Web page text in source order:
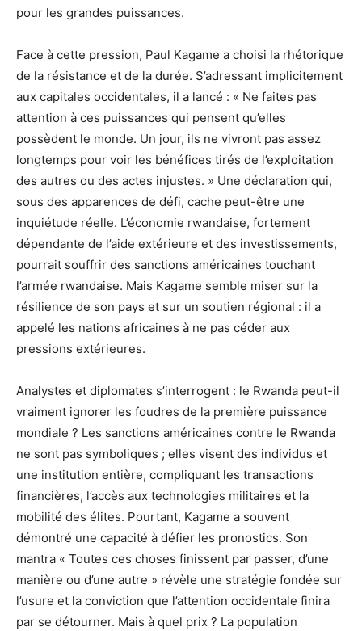
pour les grandes puissances.
Face à cette pression, Paul Kagame a choisi la rhétorique
de la résistance et de la durée. S’adressant implicitement
aux capitales occidentales, il a lancé : « Ne faites pas
attention à ces puissances qui pensent qu’elles
possèdent le monde. Un jour, ils ne vivront pas assez
longtemps pour voir les bénéfices tirés de l’exploitation
des autres ou des actes injustes. » Une déclaration qui,
sous des apparences de défi, cache peut-être une
inquiétude réelle. L’économie rwandaise, fortement
dépendante de l’aide extérieure et des investissements,
pourrait souffrir des sanctions américaines touchant
l’armée rwandaise. Mais Kagame semble miser sur la
résilience de son pays et sur un soutien régional : il a
appelé les nations africaines à ne pas céder aux
pressions extérieures.
Analystes et diplomates s’interrogent : le Rwanda peut-il
vraiment ignorer les foudres de la première puissance
mondiale ? Les sanctions américaines contre le Rwanda
ne sont pas symboliques ; elles visent des individus et
une institution entière, compliquant les transactions
financières, l’accès aux technologies militaires et la
mobilité des élites. Pourtant, Kagame a souvent
démontré une capacité à défier les pronostics. Son
mantra « Toutes ces choses finissent par passer, d’une
manière ou d’une autre » révèle une stratégie fondée sur
l’usure et la conviction que l’attention occidentale finira
par se détourner. Mais à quel prix ? La population